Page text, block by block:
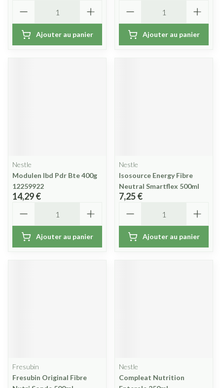
Ajouter au panier Ajouter au panier
Nestle
Modulen Ibd Pdr Bte 400g
12259922
14,29 €
Ajouter au panier
Nestle
Isosource Energy Fibre
Neutral Smartflex 500ml
7,25 €
Ajouter au panier
Fresubin
Fresubin Original Fibre
Nestle
Compleat Nutrition